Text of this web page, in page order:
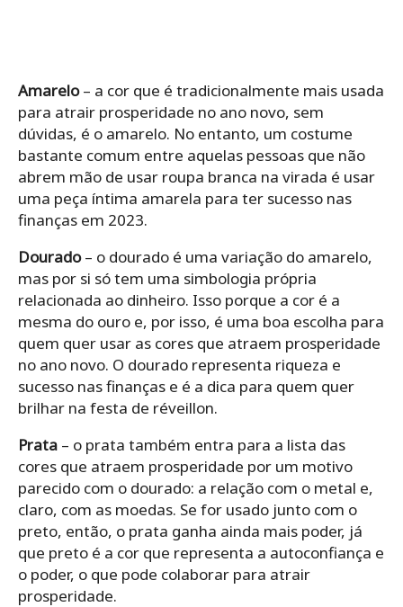
Amarelo– a cor que é tradicionalmente mais usada
para atrair prosperidade no ano novo, sem
dúvidas, é o amarelo. No entanto, um costume
bastante comum entre aquelas pessoas que não
abrem mão de usar roupa branca na virada é usar
uma peça íntima amarela para ter sucesso nas
finanças em 2023.
Dourado– o dourado é uma variação do amarelo,
mas por si só tem uma simbologia própria
relacionada ao dinheiro. Isso porque a cor é a
mesma do ouro e, por isso, é uma boa escolha para
quem quer usar as cores que atraem prosperidade
no ano novo. O dourado representa riqueza e
sucesso nas finanças e é a dica para quem quer
brilhar na festa de réveillon.
Prata – o prata também entra para a lista das
cores que atraem prosperidade por um motivo
parecido com o dourado: a relação com o metal e,
claro, com as moedas. Se for usado junto com o
preto, então, o prata ganha ainda mais poder, já
que preto é a cor que representa a autoconfiança e
o poder, o que pode colaborar para atrair
prosperidade.